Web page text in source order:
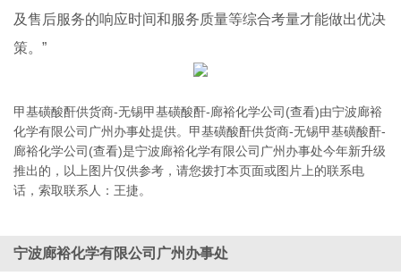
及售后服务的响应时间和服务质量等综合考量才能做出优决
策。”
甲基磺酸酐供货商-无锡甲基磺酸酐-廊裕化学公司(查看)由宁波廊裕
化学有限公司广州办事处提供。甲基磺酸酐供货商-无锡甲基磺酸酐-
廊裕化学公司(查看)是宁波廊裕化学有限公司广州办事处今年新升级
推出的，以上图片仅供参考，请您拨打本页面或图片上的联系电
话，索取联系人：王捷。
宁波廊裕化学有限公司广州办事处